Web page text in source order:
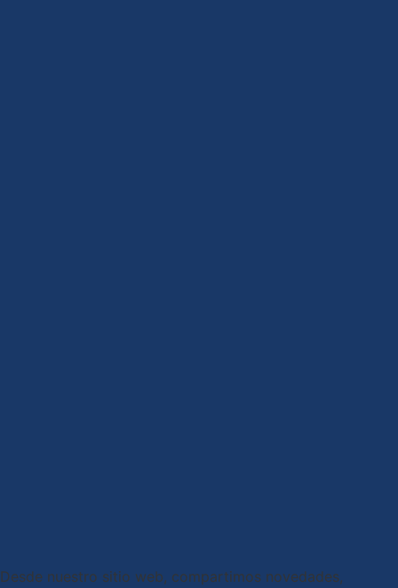
Desde nuestro sitio web, compartimos novedades,